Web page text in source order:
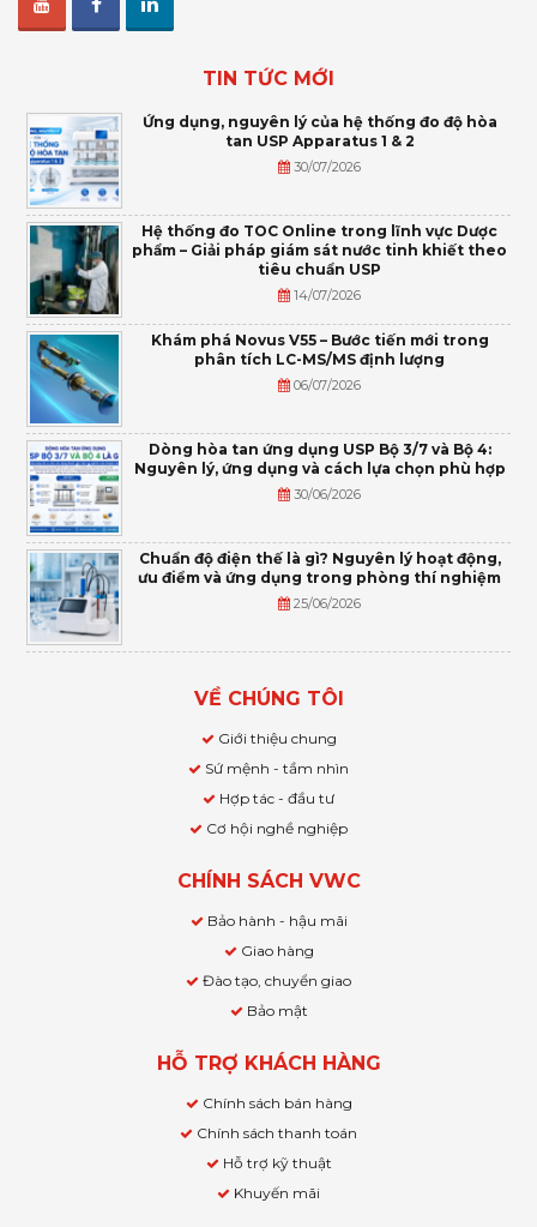
TIN TỨC MỚI
Ứng dụng, nguyên lý của hệ thống đo độ hòa
tan USP Apparatus 1 & 2
30/07/2026
Hệ thống đo TOC Online trong lĩnh vực Dược
phẩm – Giải pháp giám sát nước tinh khiết theo
tiêu chuẩn USP
14/07/2026
Khám phá Novus V55 – Bước tiến mới trong
phân tích LC-MS/MS định lượng
06/07/2026
Dòng hòa tan ứng dụng USP Bộ 3/7 và Bộ 4:
Nguyên lý, ứng dụng và cách lựa chọn phù hợp
30/06/2026
Chuẩn độ điện thế là gì? Nguyên lý hoạt động,
ưu điểm và ứng dụng trong phòng thí nghiệm
25/06/2026
VỀ CHÚNG TÔI
Giới thiệu chung
Sứ mệnh - tầm nhìn
Hợp tác - đầu tư
Cơ hội nghề nghiệp
CHÍNH SÁCH VWC
Bảo hành - hậu mãi
Giao hàng
Đào tạo, chuyển giao
Bảo mật
HỖ TRỢ KHÁCH HÀNG
Chính sách bán hàng
Chính sách thanh toán
Hỗ trợ kỹ thuật
Khuyến mãi